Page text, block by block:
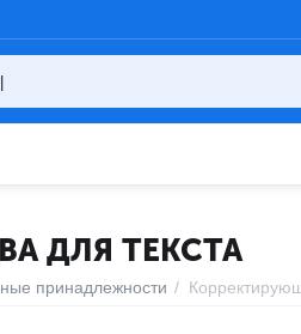
ДЛЯ ТЕКСТА
принадлежности /